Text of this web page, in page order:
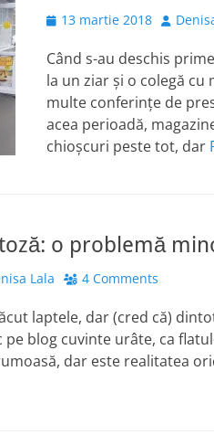
Posted
13 martie 2018 Author
Când s-au deschis
la un ziar și o colegă cu
multe conferințe de
acea perioadă,
chioșcuri peste tot, dar
o problemă
Lala 4 Comments
laptele, dar (cred că)
pe blog cuvinte urâte, ca
dar este realitatea